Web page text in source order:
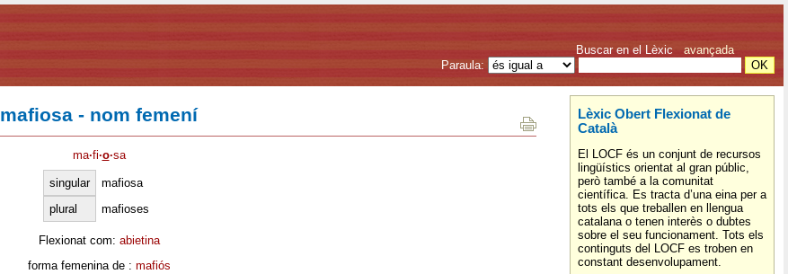
Buscar en el Lèxic avançada
Paraula:
mafiosa - nom femení
ma·fi·o·sa
singular
mafiosa
plural
mafioses
Flexionat com: abietina
forma femenina de : mafiós
Lèxic Obert Flexionat de
Català
El LOCF és un conjunt de recursos
lingüístics orientat al gran públic,
però també a la comunitat
científica. Es tracta d’una eina per a
tots els que treballen en llengua
catalana o tenen interès o dubtes
sobre el seu funcionament. Tots els
continguts del LOCF es troben en
constant desenvolupament.